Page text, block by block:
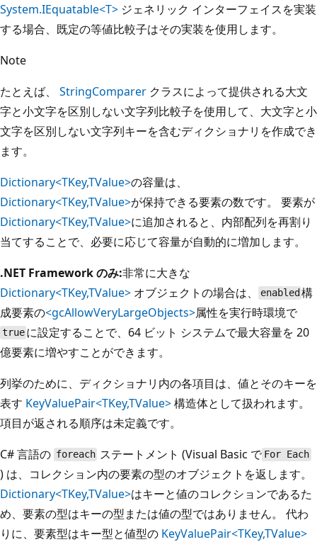
System.IEquatable<T> ジェネリック インターフェイスを実装
する場合、既定の等値比較子はその実装を使用します。
Note
たとえば、 StringComparer クラスによって提供される大文
字と小文字を区別しない文字列比較子を使用して、大文字と小
文字を区別しない文字列キーを含むディクショナリを作成でき
ます。
Dictionary<TKey,TValue>の容量は、
Dictionary<TKey,TValue>が保持できる要素の数です。 要素が
Dictionary<TKey,TValue>に追加されると、内部配列を再割り
当てすることで、必要に応じて容量が自動的に増加します。
.NET Framework のみ:非常に大きな
Dictionary<TKey,TValue> オブジェクトの場合は、 enabled 構
成要素の<gcAllowVeryLargeObjects>属性を実行時環境で
true に設定することで、64 ビット システムで最大容量を 20
億要素に増やすことができます。
列挙のために、ディクショナリ内の各項目は、値とそのキーを
表す KeyValuePair<TKey,TValue>構造体として扱われます。
項目が返される順序は未定義です。
C# 言語の foreach ステートメント (Visual Basic で For Each
) は、コレクション内の要素の型のオブジェクトを返します。
Dictionary<TKey,TValue>はキーと値のコレクションであるた
め、要素の型はキーの型または値の型ではありません。 代わ
りに、要素型はキー型と値型の KeyValuePair<TKey,TValue>